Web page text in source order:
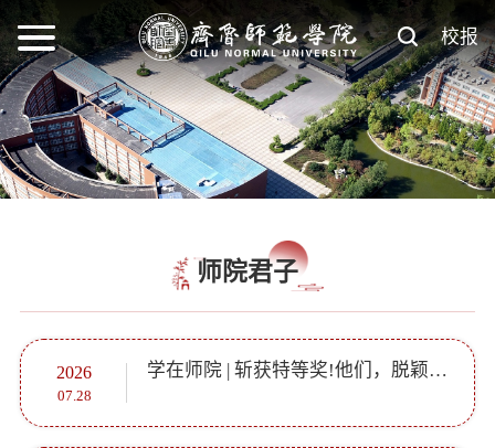
校报
师院君子
2026
07.28
学在师院 | 斩获特等奖!他们，脱颖而出! ...